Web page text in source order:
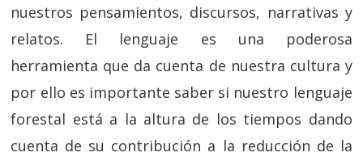
nuestros pensamientos, discursos, narrativas y
relatos. El lenguaje es una poderosa
herramienta que da cuenta de nuestra cultura y
por ello es importante saber si nuestro lenguaje
forestal está a la altura de los tiempos dando
cuenta de su contribución a la reducción de la